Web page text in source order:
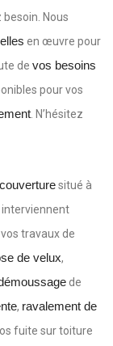
Nous
en œuvre pour
de vos besoins
pour vos
. N’hésitez
situé à
interviennent
travaux de
de velux,
de
, ravalement de
fuite sur toiture